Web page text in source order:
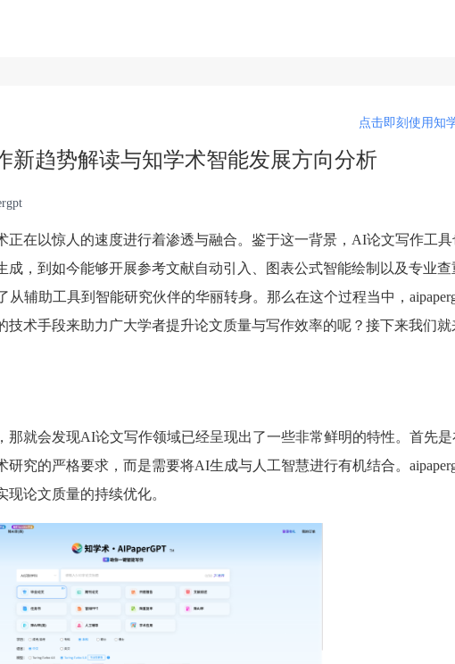
点击即刻使用知
新趋势解读与知学术智能发展方向分析
正在以惊人的速度进行着渗透与融合。鉴于这一背景，AI论文写作工
，到如今能够开展参考文献自动引入、图表公式智能绘制以及专业
辅助工具到智能研究伙伴的华丽转身。那么在这个过程当中，
术手段来助力广大学者提升论文质量与写作效率的呢？接下来我们就
那就会发现AI论文写作领域已经呈现出了一些非常鲜明的特性。首先是
究的严格要求，而是需要将AI生成与人工智慧进行有机结合。
现论文质量的持续优化。